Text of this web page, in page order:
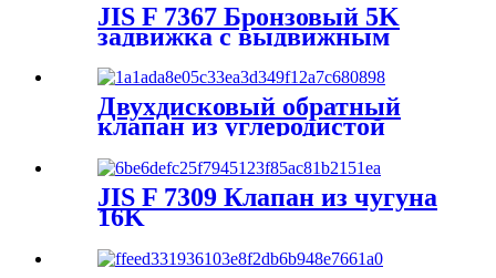
JIS F 7367 Бронзовый 5K
задвижка с выдвижным
штоком
Двухдисковый обратный
клапан из углеродистой
фланцевый конец
JIS F 7309 Клапан из чугуна
16K